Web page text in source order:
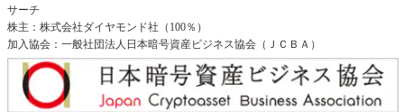
サーチ
株主：株式会社ダイヤモンド社（100％）
加入協会：一般社団法人日本暗号資産ビジネス協会（ＪＣＢＡ）